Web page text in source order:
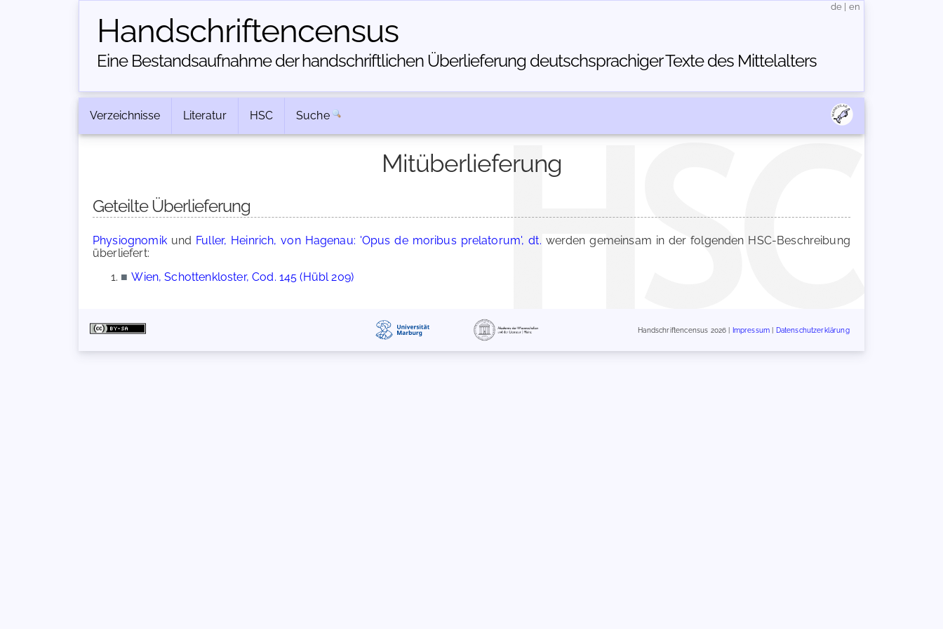
Handschriften­census
Eine Bestandsaufnahme der handschriftlichen Über­lieferung deutschsprachiger Texte des Mittelalters
de en
Verzeichnisse Literatur HSC Suche
Mitüberlieferung
Geteilte Überlieferung
Physiognomikund Fuller, Heinrich, von Hagenau: 'Opus de moribus prelatorum', dt. werden gemeinsam in der folgenden HSC-Beschreibung
überliefert:
■ Wien, Schottenkloster, Cod. 145 (Hübl 209)
Handschriftencensus 2026 | Impressum Datenschutzerklärung